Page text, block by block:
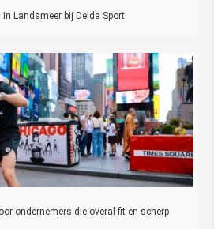
Landsmeer bij Delda Sport
ondernemers die overal fit en scherp